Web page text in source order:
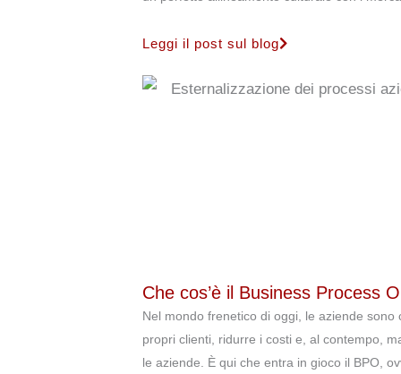
Leggi il post sul blog
Che cos’è il Business Process
Nel mondo frenetico di oggi, le aziende
propri clienti, ridurre i costi e, al contempo,
le aziende. È qui che entra in gioco il BPO,